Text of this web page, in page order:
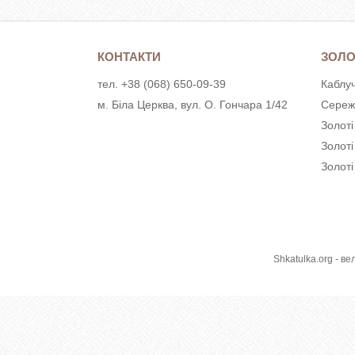
КОНТАКТИ
тел. +38 (068) 650-09-39
м. Біла Церква, вул. О. Гончара 1/42